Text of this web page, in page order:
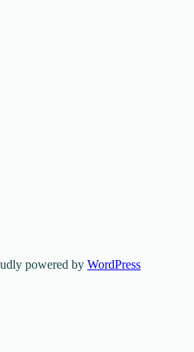
powered byWordPress